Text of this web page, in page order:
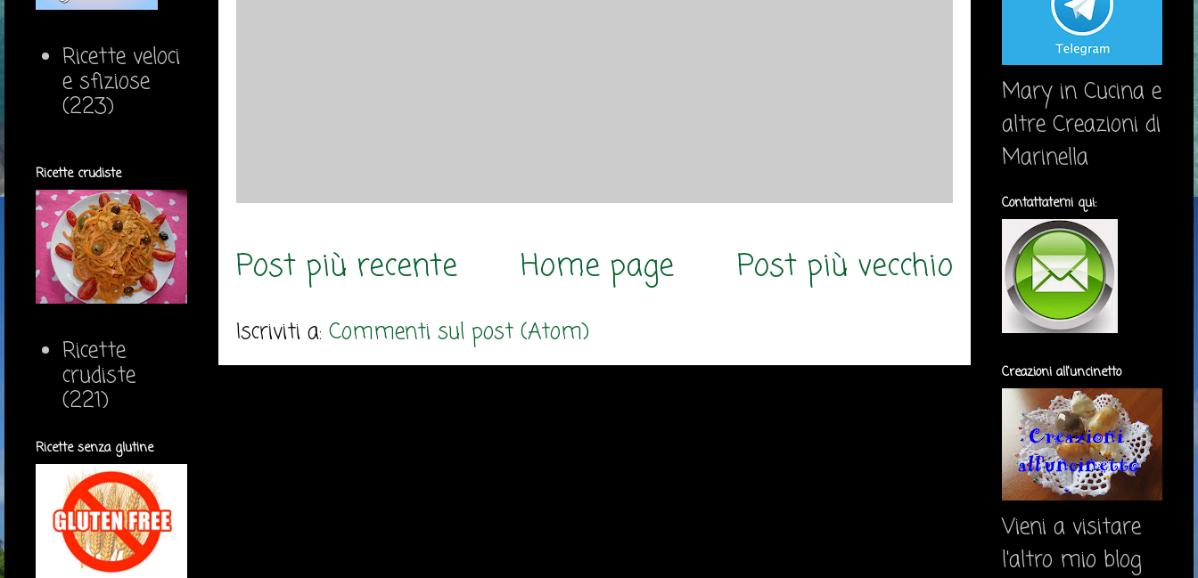
Post più recente Post più vecchio
Home page
Iscriviti a: Commenti sul post (Atom)
Ricette veloci
e sfiziose
(223)
Ricette crudiste
Ricette
crudiste
(221)
Ricette senza glutine
Mary in Cucina e
altre Creazioni di
Marinella
Contattatemi qui:
Creazioni all'uncinetto
Vieni a visitare
l'altro mio blog